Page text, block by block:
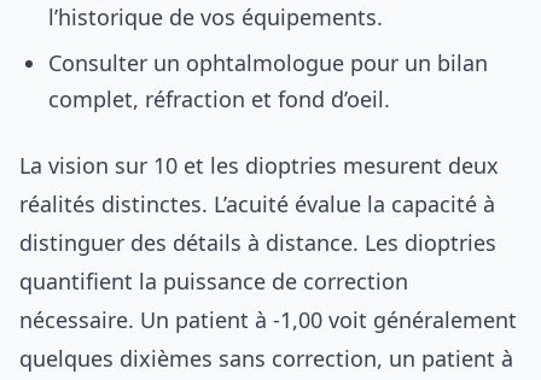
l’historique de vos équipements.
Consulter un ophtalmologue pour un bilan
complet, réfraction et fond d’oeil.
La vision sur 10 et les dioptries mesurent deux
réalités distinctes. L’acuité évalue la capacité à
distinguer des détails à distance. Les dioptries
quantifient la puissance de correction
nécessaire. Un patient à -1,00 voit généralement
quelques dixièmes sans correction, un patient à